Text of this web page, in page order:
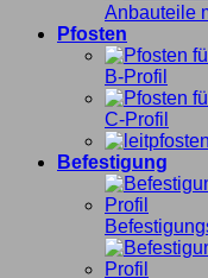
Anbauteile
Pfosten
B-Profil
C-Profil
Befestigung